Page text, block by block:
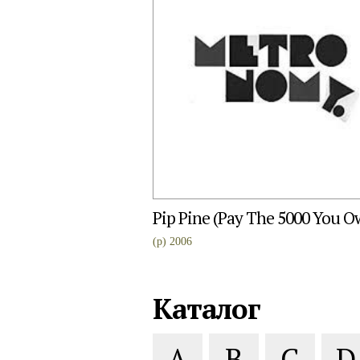
Pip Pine (Pay The 5000 You
(p) 2006
Каталог